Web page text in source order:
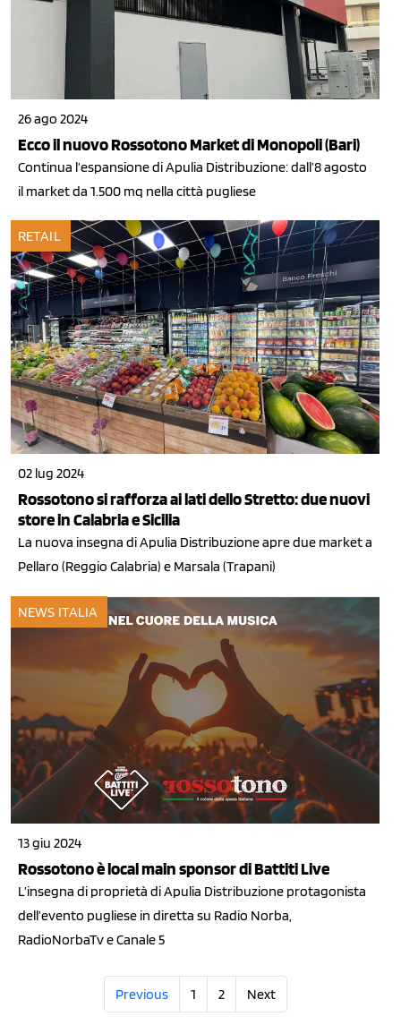
26 ago 2024
Ecco il nuovo Rossotono Market di Monopoli (Bari)
Continua l’espansione di Apulia Distribuzione: dall’8 agosto
il market da 1.500 mq nella città pugliese
RETAIL
02 lug 2024
Rossotono si rafforza ai lati dello Stretto: due nuovi
store in Calabria e Sicilia
La nuova insegna di Apulia Distribuzione apre due market a
Pellaro (Reggio Calabria) e Marsala (Trapani)
NEWS ITALIA
13 giu 2024
Rossotono è local main sponsor di Battiti Live
L’insegna di proprietà di Apulia Distribuzione protagonista
dell’evento pugliese in diretta su Radio Norba,
RadioNorbaTv e Canale 5
Previous 1 2 Next